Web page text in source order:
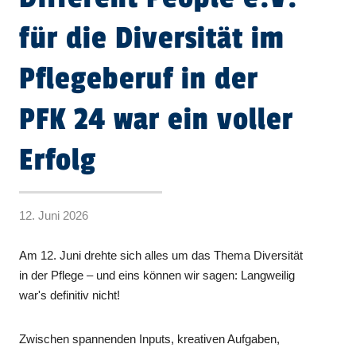
für die Diversität im
Pflegeberuf in der
PFK 24 war ein voller
Erfolg
12. Juni 2026
Am 12. Juni drehte sich alles um das Thema Diversität
in der Pflege – und eins können wir sagen: Langweilig
war's definitiv nicht!
Zwischen spannenden Inputs, kreativen Aufgaben,